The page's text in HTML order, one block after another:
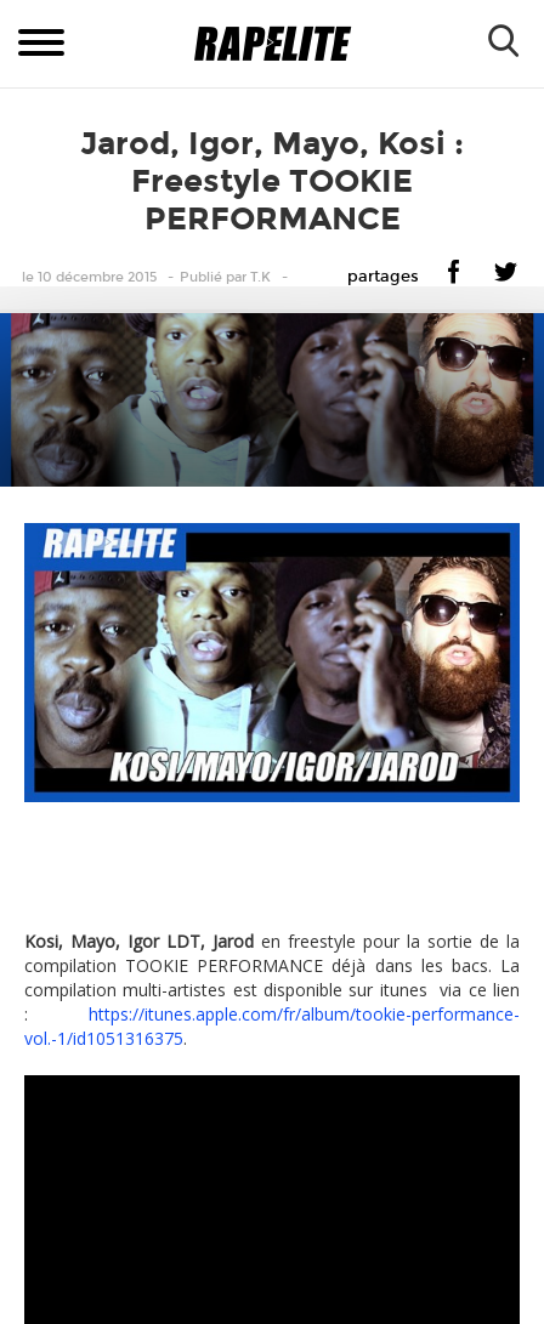
Jarod, Igor, Mayo, Kosi :
Freestyle TOOKIE
PERFORMANCE
le 10 décembre 2015 Publiépar T.K partages
Kosi, Mayo, Igor LDT, Jarod en freestyle pour la sortie de la
compilation TOOKIE PERFORMANCE déjà dans les bacs. La
compilation multi-artistes est disponible sur itunes via ce lien
: https://itunes.apple.com/fr/album/tookie-performance-
vol.-1/id1051316375.